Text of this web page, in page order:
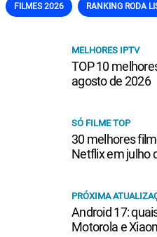
FILMES 2026 RANKING RODA
MELHORES IPTV
TOP 10
agosto de 2026
SÓ FILME TOP
30 melhores
Netflix em julho
PRÓXIMA
Android 17:
Motorola e